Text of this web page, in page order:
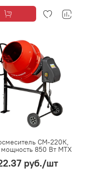
СМ-220К,
850 Вт МТХ
руб./шт